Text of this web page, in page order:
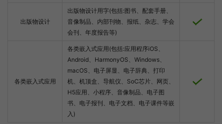
出版物设计
出版物设计用字(包括:图书、配套手册、
音像制品、内部刊物、报纸、杂志、学会
会刊、年度报告等)
各类嵌入式应用
各类嵌入式应用(包括:应用程序iOS、
Android、HarmonyOS、Windows、
macOS、电子屏显、电子辞典、打印
机、机顶盒、导航仪、SoC芯片、网页、
H5应用、小程序、音像制品、电子图
书、电子报刊、电子文档、电子课件等嵌
入)